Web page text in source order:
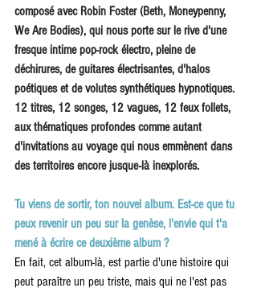
composé avec Robin Foster (Beth, Moneypenny,
We Are Bodies), qui nous porte sur le rive d'une
fresque intime pop-rock électro, pleine de
déchirures, de guitares électrisantes, d'halos
poétiques et de volutes synthétiques hypnotiques.
12 titres, 12 songes, 12 vagues, 12 feux follets,
aux thématiques profondes comme autant
d'invitations au voyage qui nous emmènent dans
des territoires encore jusque-là inexplorés.
Tu viens de sortir, ton nouvel album. Est-ce que tu
peux revenir un peu sur la genèse, l'envie qui t'a
mené à écrire ce deuxième album ?
En fait, cet album-là, est partie d'une histoire qui
peut paraître un peu triste, mais qui ne l'est pas